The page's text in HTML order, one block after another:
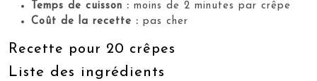
Temps de cuisson : moins de 2 minutes par crêpe
Coût de la recette : pas cher
Recette pour 20 crêpes
Liste des ingrédients